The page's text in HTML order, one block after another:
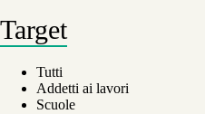
Target
Tutti
Addetti ai lavori
Scuole